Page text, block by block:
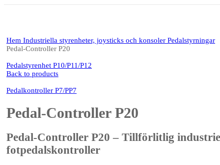
Hem Industriella styrenheter, joysticks och konsoler Pedalstyrningar
Pedal-Controller P20
Pedalstyrenhet P10/P11/P12
Back to products
Pedalkontroller P7/PP7
Pedal-Controller P20
Pedal-Controller P20 – Tillförlitlig
fotpedalskontroller